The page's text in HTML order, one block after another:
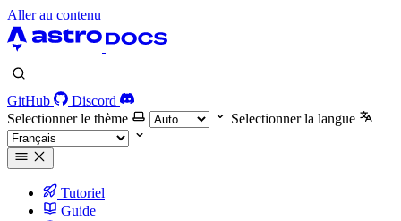
Aller au contenu
GitHub
Discord
Selectionner le thème
Selectionner la langue
Tutoriel
Guide